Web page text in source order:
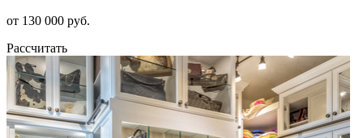
от 130 000 руб.
Рассчитать